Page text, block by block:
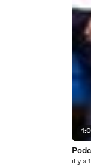
il y a